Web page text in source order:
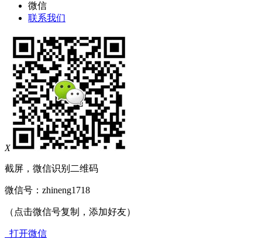
微信
联系我们
X
截屏，微信识别二维码
微信号： zhineng1718
（点击微信号复制，添加好友）
打开微信